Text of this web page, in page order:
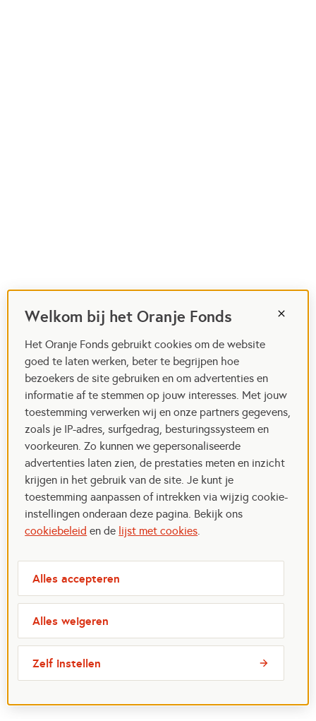
Welkom bij het Oranje Fonds
Het Oranje Fonds gebruikt cookies om de website
goed te laten werken, beter te begrijpen hoe
bezoekers de site gebruiken en om advertenties en
informatie af te stemmen op jouw interesses. Met jouw
toestemming verwerken wij en onze partners gegevens,
zoals je IP-adres, surfgedrag, besturingssysteem en
voorkeuren. Zo kunnen we gepersonaliseerde
advertenties laten zien, de prestaties meten en inzicht
krijgen in het gebruik van de site. Je kunt je
toestemming aanpassen of intrekken via wijzig cookie-
instellingen onderaan deze pagina. Bekijk ons
cookiebeleid en de lijst met cookies.
Alles accepteren
Alles weigeren
Zelf instellen